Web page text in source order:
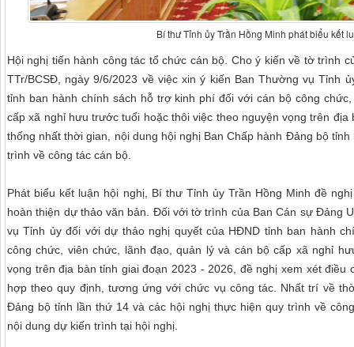
Bí thư Tỉnh ủy Trần Hồng Minh phát biểu kết
Hội nghị tiến hành công tác tổ chức cán bộ. Cho ý kiến về tờ trình
TTr/BCSĐ, ngày 9/6/2023 về việc xin ý kiến Ban Thường vụ Tỉnh
tỉnh ban hành chính sách hỗ trợ kinh phí đối với cán bộ công
cấp xã nghỉ hưu trước tuổi hoặc thôi việc theo nguyện vọng trên
thống nhất thời gian, nội dung hội nghị Ban Chấp hành Đảng bộ
trình về công tác cán bộ.
Phát biểu kết luận hội nghị, Bí thư Tỉnh ủy Trần Hồng Minh đề
hoàn thiện dự thảo văn bản. Đối với tờ trình của Ban Cán sự Đảng
vụ Tỉnh ủy đối với dự thảo nghị quyết của HĐND tỉnh ban hành
công chức, viên chức, lãnh đạo, quản lý và cán bộ cấp xã nghỉ
vọng trên địa bàn tỉnh giai đoạn 2023 - 2026, đề nghị xem xét
hợp theo quy định, tương ứng với chức vụ công tác. Nhất trí về
Đảng bộ tỉnh lần thứ 14 và các hội nghị thực hiện quy trình về
nội dung dự kiến trình tại hội nghị.